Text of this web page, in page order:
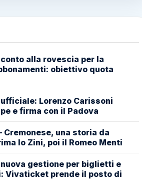
alla rovescia per la
obiettivo quota
Lorenzo Carissoni
e firma con il Padova
Cremonese, una storia da
lo Zini, poi il Romeo Menti
gestione per biglietti e
Vivaticket prende il posto di